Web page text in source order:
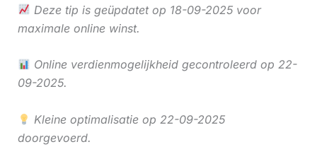
Deze tip is geüpdatet op 18-09-2025 voor
maximale online winst.
Online verdienmogelijkheid gecontroleerd op 22-
09-2025.
Kleine optimalisatie op 22-09-2025
doorgevoerd.